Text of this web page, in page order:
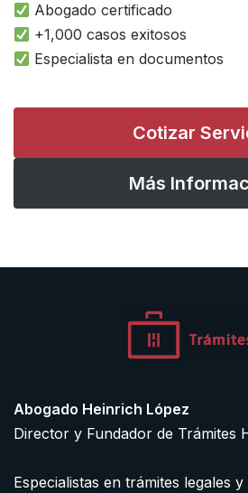
Abogado certificado
+1,000 casos exitosos
Especialista en documentos
Cotizar
Más
Abogado Heinrich López
Director y Fundador de Trámites
Especialistas en trámites legales